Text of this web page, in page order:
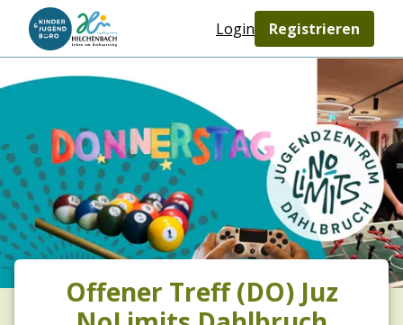
Login Registrieren
Offener Treff (DO) Juz